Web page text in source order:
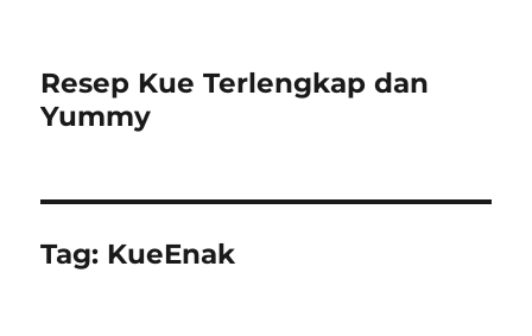
Resep Kue Terlengkap dan
Yummy
Tag: KueEnak